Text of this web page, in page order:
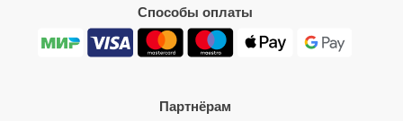
Способы оплаты
Партнёрам